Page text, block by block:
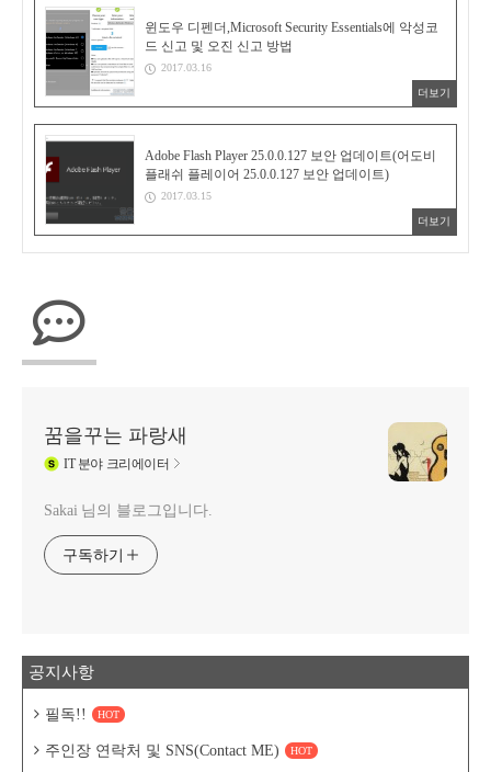
윈도우 디펜더,Microsoft Security Essentials에 악성코
드 신고 및 오진 신고 방법
2017.03.16
더보기
Adobe Flash Player 25.0.0.127 보안 업데이트(어도비
플래쉬 플레이어 25.0.0.127 보안 업데이트)
2017.03.15
더보기
꿈을꾸는 파랑새
IT분야 크리에이터
Sakai 님의 블로그입니다.
구독하기
공지사항
필독!! HOT
주인장 연락처 및 SNS(Contact ME) HOT